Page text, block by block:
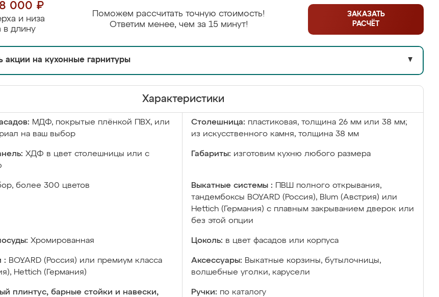
000 ₽
и низа
в длину
Поможем рассчитать точную стоимость!
Ответим менее, чем за 15 минут!
ЗАКАЗАТЬ
РАСЧЁТ
акции на кухонные гарнитуры ▼
Характеристики
МДФ, покрытые плёнкой ПВХ, или
на ваш выбор
Столешница: пластиковая, толщина 26 мм или 38 мм;
из искусственного камня, толщина 38 мм
ХДФ в цвет столешницы или с
Габариты: изготовим кухню любого размера
более 300 цветов Выкатные системы :
ПВШ полного открывания,
тандембоксы BOYARD (Россия), Blum (Австрия) или
Hettich (Германия) с плавным закрыванием дверок или
без этой опции
Хромированная Цоколь: в цвет фасадов или корпуса
: BOYARD (Россия) или премиум класса
Hettich (Германия)
Аксессуары: Выкатные корзины, бутылочницы,
волшебные уголки, карусели
плинтус, барные стойки и навески,
Ручки: по каталогу